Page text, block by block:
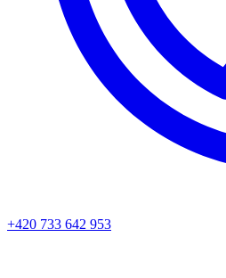
+420 733 642 953